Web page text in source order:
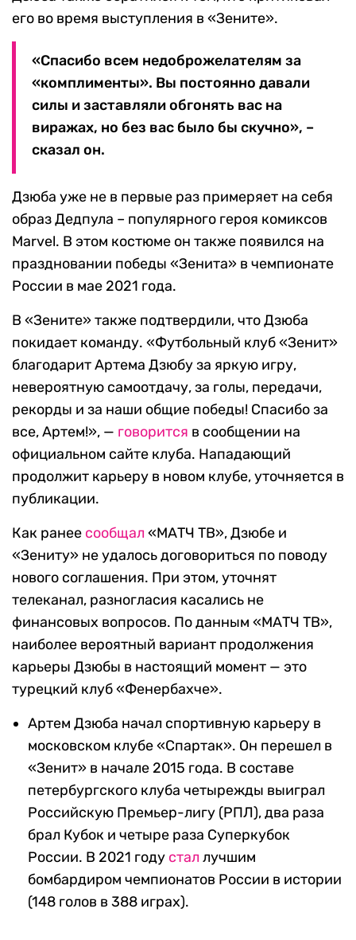
его во время выступления в «Зените».
«Спасибо всем недоброжелателям за
«комплименты». Вы постоянно давали
силы и заставляли обгонять вас на
виражах, но без вас было бы скучно», –
сказал он.
Дзюба уже не в первые раз примеряет на себя
образ Дедпула – популярного героя комиксов
Marvel. В этом костюме он также появился на
праздновании победы «Зенита» в чемпионате
России в мае 2021 года.
В «Зените» также подтвердили, что Дзюба
покидает команду. «Футбольный клуб «Зенит»
благодарит Артема Дзюбу за яркую игру,
невероятную самоотдачу, за голы, передачи,
рекорды и за наши общие победы! Спасибо за
все, Артем!», — говорится в сообщении на
официальном сайте клуба. Нападающий
продолжит карьеру в новом клубе, уточняется в
публикации.
Как ранее сообщал «МАТЧ ТВ», Дзюбе и
«Зениту» не удалось договориться по поводу
нового соглашения. При этом, уточнят
телеканал, разногласия касались не
финансовых вопросов. По данным «МАТЧ ТВ»,
наиболее вероятный вариант продолжения
карьеры Дзюбы в настоящий момент — это
турецкий клуб «Фенербахче».
Артем Дзюба начал спортивную карьеру в
московском клубе «Спартак». Он перешел в
«Зенит» в начале 2015 года. В составе
петербургского клуба четырежды выиграл
Российскую Премьер-лигу (РПЛ), два раза
брал Кубок и четыре раза Суперкубок
России. В 2021 году стал лучшим
бомбардиром чемпионатов России в истории
(148 голов в 388 играх).